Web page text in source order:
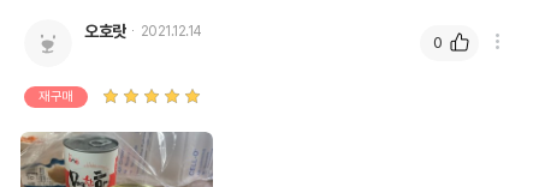
오호랏 2021.12.14
재구매
0